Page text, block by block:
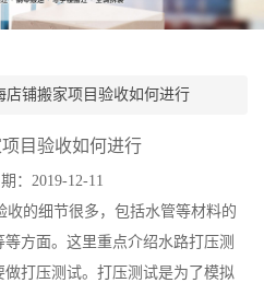
店铺搬家项目验收如何进行
目验收如何进行
期：2019-12-11
收的细节很多，包括水管等材料的
方面。这里重点介绍水路打压测
打压测试。打压测试是为了模拟